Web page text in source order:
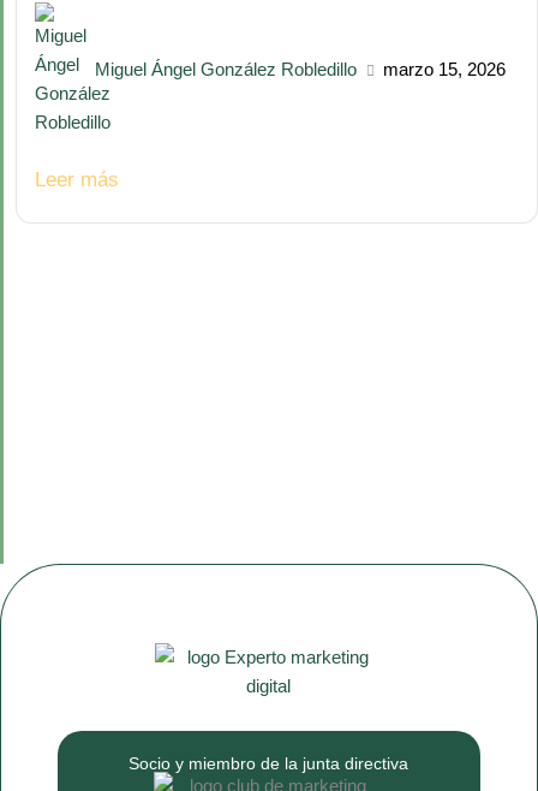
Miguel Ángel González Robledillo marzo 15, 2026
Leer más
Socio y miembro de la junta directiva